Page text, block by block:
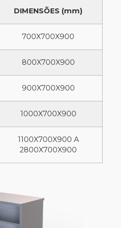
DIMENSÕES (mm)
700X700X900
800X700X900
900X700X900
1000X700X900
1100X700X900 A
2800X700X900